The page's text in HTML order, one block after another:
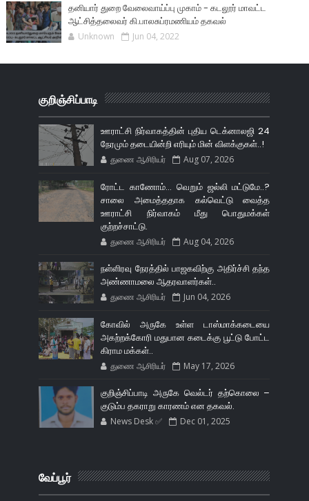
தனியார் துறை வேலைவாய்ப்பு முகாம் - கடலூர் மாவட்ட
ஆட்சித்தலைவர் கி.பாலசுப்ரமணியம் தகவல்
Unknown Jun 04, 2022
குறிஞ்சிப்பாடி
ஊராட்சி நிர்வாகத்தின் புதிய டெக்னாலஜி 24
நேரமும் தடையின்றி எரியும் மின் விளக்குகள்..!
துணை ஆசிரியர் Aug 07, 2026
ரோட்ட காணோம்... வெறும் ஜல்லி மட்டுமே..?
சாலை அமைத்ததாக கல்வெட்டு வைத்த
ஊராட்சி நிர்வாகம் மீது பொதுமக்கள்
குற்றச்சாட்டு.
துணை ஆசிரியர் Aug 04, 2026
நள்ளிரவு நேரத்தில் பாஜகவிற்கு அதிர்ச்சி தந்த
அண்ணாமலை ஆதரவாளர்கள்..
துணை ஆசிரியர் Jun 04, 2026
கோவில் அருகே உள்ள டாஸ்மாக்கடையை
அகற்றக்கோரி மதுபான கடைக்கு பூட்டு போட்ட
கிராம மக்கள்..
துணை ஆசிரியர் May 17, 2026
குறிஞ்சிப்பாடி அருகே வெல்டர் தற்கொலை –
குடும்ப தகராறு காரணம் என தகவல்.
News Desk ✅ Dec 01, 2025
வேப்பூர்